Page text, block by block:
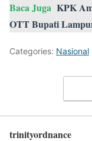
Baca Juga KPK
OTT Bupati
Categories: Nasional
trinityordnance